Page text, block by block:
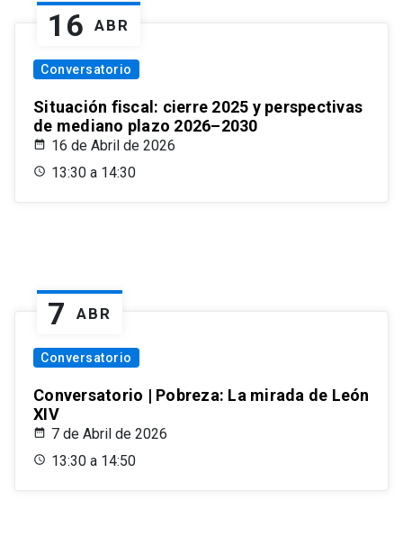
16 ABR
Conversatorio
Situación fiscal: cierre 2025 y perspectivas
de mediano plazo 2026–2030
16 de Abril de 2026
13:30 a 14:30
7 ABR
Conversatorio
Conversatorio | Pobreza: La mirada de León
XIV
7 de Abril de 2026
13:30 a 14:50